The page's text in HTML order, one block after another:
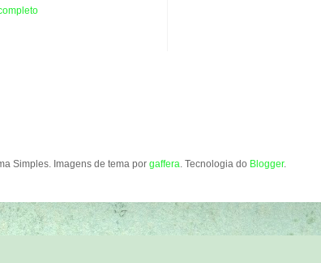
Simples. Imagens de tema por gaffera . Tecnologia do Blogger.